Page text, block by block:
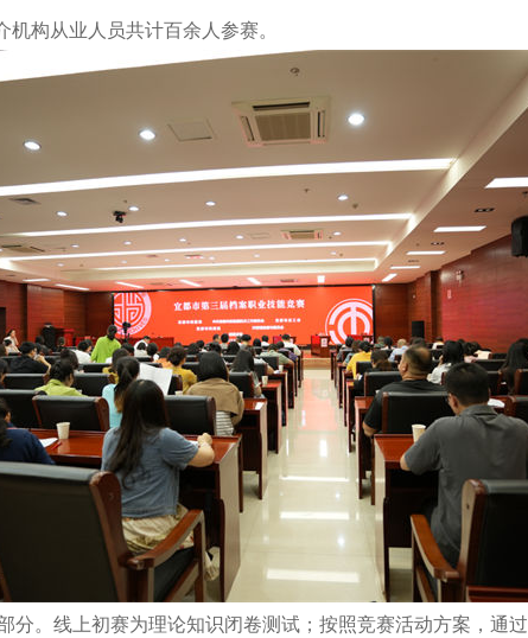
构从业人员共计百余人参赛。
分。线上初赛为理论知识闭卷测试；按照竞赛活动方案，通